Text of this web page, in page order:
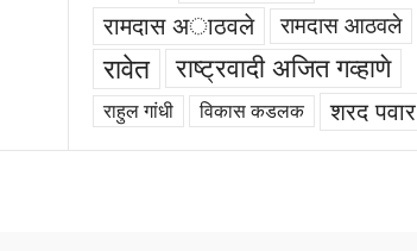
रामदास अाठवले रामदास आठवले
रावेत राष्ट्रवादी अजित गव्हाणे
राहुल गांधी विकास कडलक शरद पवार